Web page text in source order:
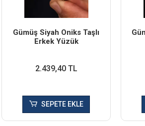
Gümüş Siyah Oniks Taşlı
Erkek Yüzük
2.439,40 TL
SEPETE EKLE